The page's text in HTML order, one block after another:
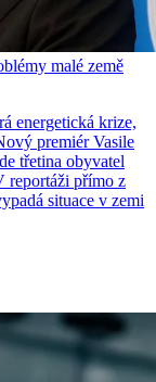
malé země
energetická krize,
premiér Vasile
třetina obyvatel
reportáži přímo z
situace v zemi